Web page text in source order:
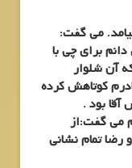
می گفت:
برای چی با
آن شلوار
کوتاهش کرده
بود .
می گفت:از
رضا تمام نشانی